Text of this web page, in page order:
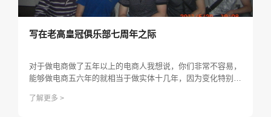
写在老高皇冠俱乐部七周年之际
对于做电商做了五年以上的电商人我想说，你们非常不容易，
能够做电商五六年的就相当于做实体十几年，因为变化特别
了解更多 >